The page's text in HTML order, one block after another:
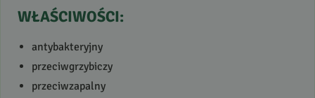
WŁAŚCIWOŚCI:
antybakteryjny
przeciwgrzybiczy
przeciwzapalny